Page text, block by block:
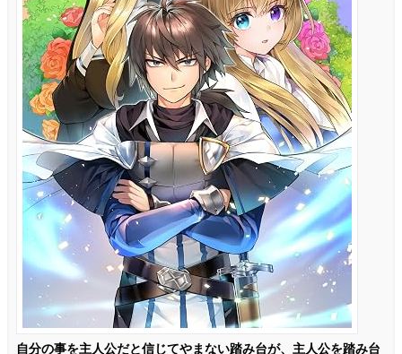
自分の事を主人公だと信じてやまない踏み台が、主人公を踏み台